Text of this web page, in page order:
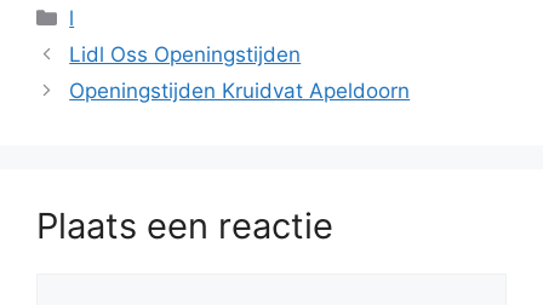
Categorieën
l
Lidl Oss Openingstijden
Openingstijden Kruidvat Apeldoorn
Plaats een reactie